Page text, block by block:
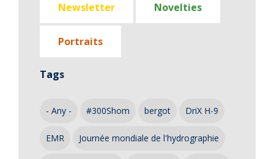
Newsletter Novelties
Portraits
Tags
- Any - #300Shom bergot DriX H-9
EMR Journée mondiale de l'hydrographie